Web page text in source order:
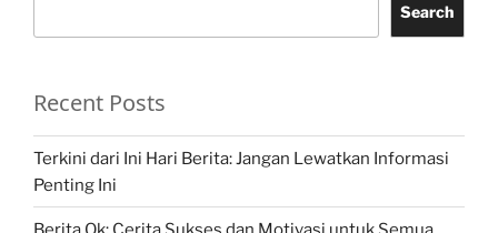
Search
Recent Posts
Terkini dari Ini Hari Berita: Jangan Lewatkan Informasi
Penting Ini